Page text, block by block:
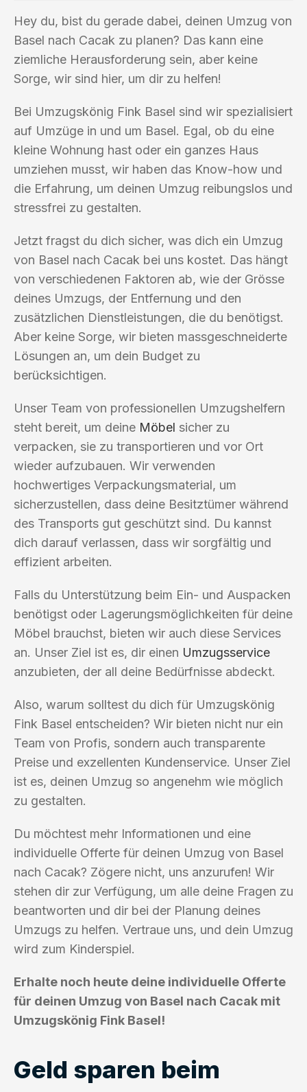
Hey du, bist du gerade dabei, deinen Umzug von
Basel nach Cacak zu planen? Das kann eine
ziemliche Herausforderung sein, aber keine
Sorge, wir sind hier, um dir zu helfen!
Bei Umzugskönig Fink Basel sind wir spezialisiert
auf Umzüge in und um Basel. Egal, ob du eine
kleine Wohnung hast oder ein ganzes Haus
umziehen musst, wir haben das Know-how und
die Erfahrung, um deinen Umzug reibungslos und
stressfrei zu gestalten.
Jetzt fragst du dich sicher, was dich ein Umzug
von Basel nach Cacak bei uns kostet. Das hängt
von verschiedenen Faktoren ab, wie der Grösse
deines Umzugs, der Entfernung und den
zusätzlichen Dienstleistungen, die du benötigst.
Aber keine Sorge, wir bieten massgeschneiderte
Lösungen an, um dein Budget zu
berücksichtigen.
Unser Team von professionellen Umzugshelfern
steht bereit, um deine Möbel sicher zu
verpacken, sie zu transportieren und vor Ort
wieder aufzubauen. Wir verwenden
hochwertiges Verpackungsmaterial, um
sicherzustellen, dass deine Besitztümer während
des Transports gut geschützt sind. Du kannst
dich darauf verlassen, dass wir sorgfältig und
effizient arbeiten.
Falls du Unterstützung beim Ein- und Auspacken
benötigst oder Lagerungsmöglichkeiten für deine
Möbel brauchst, bieten wir auch diese Services
an. Unser Ziel ist es, dir einen Umzugsservice
anzubieten, der all deine Bedürfnisse abdeckt.
Also, warum solltest du dich für Umzugskönig
Fink Basel entscheiden? Wir bieten nicht nur ein
Team von Profis, sondern auch transparente
Preise und exzellenten Kundenservice. Unser Ziel
ist es, deinen Umzug so angenehm wie möglich
zu gestalten.
Du möchtest mehr Informationen und eine
individuelle Offerte für deinen Umzug von Basel
nach Cacak? Zögere nicht, uns anzurufen! Wir
stehen dir zur Verfügung, um alle deine Fragen zu
beantworten und dir bei der Planung deines
Umzugs zu helfen. Vertraue uns, und dein Umzug
wird zum Kinderspiel.
Erhalte noch heute deine individuelle Offerte
für deinen Umzug von Basel nach Cacak mit
Umzugskönig Fink Basel!
Geld sparen beim